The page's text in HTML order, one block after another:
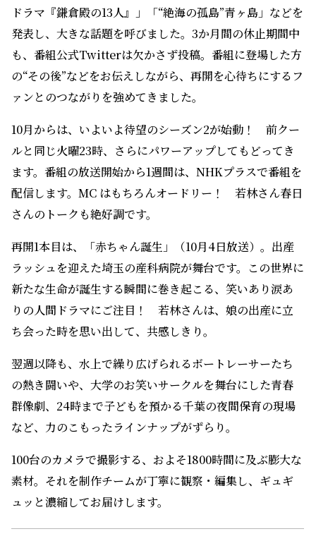
ドラマ『鎌倉殿の13人』」「“絶海の孤島”青ヶ島」などを
発表し、大きな話題を呼びました。3か月間の休止期間中
も、番組公式Twitterは欠かさず投稿。番組に登場した方
の“その後”などをお伝えしながら、再開を心待ちにするフ
ァンとのつながりを強めてきました。
10月からは、いよいよ待望のシーズン2が始動！ 前クー
ルと同じ火曜23時、さらにパワーアップしてもどってき
ます。番組の放送開始から1週間は、NHKプラスで番組を
配信します。MC はもちろんオードリー！ 若林さん春日
さんのトークも絶好調です。
再開1本目は、「赤ちゃん誕生」（10月4日放送）。出産
ラッシュを迎えた埼玉の産科病院が舞台です。この世界に
新たな生命が誕生する瞬間に巻き起こる、笑いあり涙あ
りの人間ドラマにご注目！ 若林さんは、娘の出産に立
ち会った時を思い出して、共感しきり。
翌週以降も、水上で繰り広げられるボートレーサーたち
の熱き闘いや、大学のお笑いサークルを舞台にした青春
群像劇、24時まで子どもを預かる千葉の夜間保育の現場
など、力のこもったラインナップがずらり。
100台のカメラで撮影する、およそ1800時間に及ぶ膨大な
素材。それを制作チームが丁寧に観察・編集し、ギュギ
ュッと濃縮してお届けします。